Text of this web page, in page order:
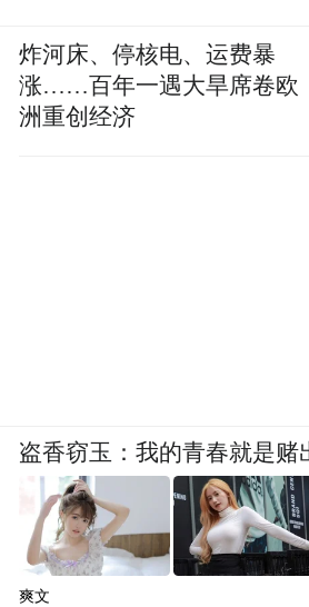
炸河床、停核电、运费暴
涨……百年一遇大旱席卷欧
洲重创经济
盗香窃玉：我的青春就是赌
爽文